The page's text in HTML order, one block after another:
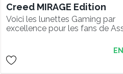
Creed MIRAGE Edition
Voici les lunettes Gaming par
excellence pour les fans de
INTERCEPT, Assassin’s Creed :
MIRAGE Edition sont